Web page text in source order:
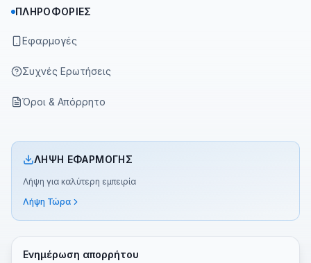
Ενημέρωση απορρήτου
ΠΛΗΡΟΦΟΡΊΕΣ
Εφαρμογές
Συχνές Ερωτήσεις
Όροι & Απόρρητο
ΛΉΨΗ ΕΦΑΡΜΟΓΉΣ
Λήψη για καλύτερη εμπειρία
Λήψη Τώρα